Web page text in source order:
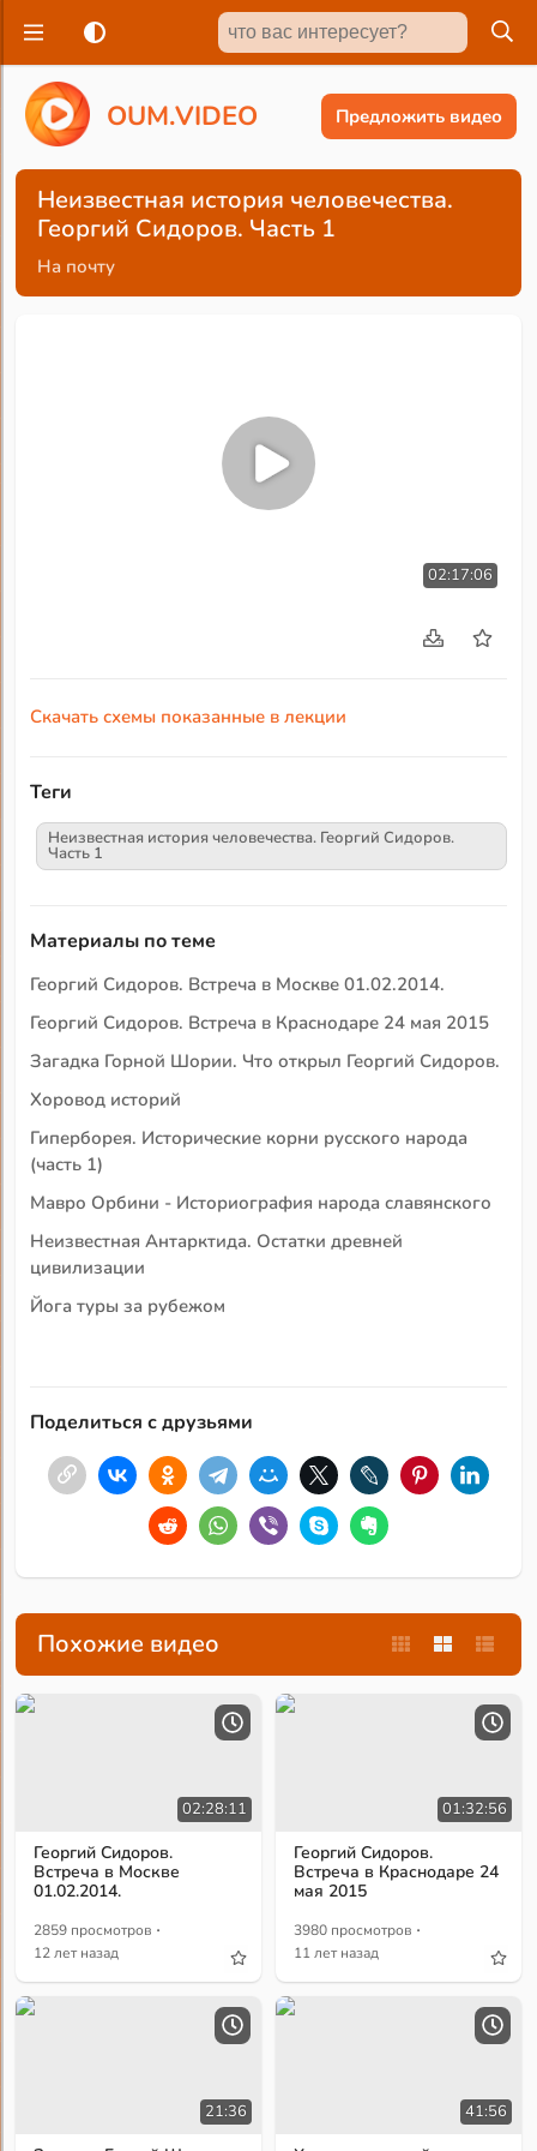
OUM.VIDEO Предложить видео
Неизвестная история человечества.
Георгий Сидоров. Часть 1
На почту
02:17:06
Скачать схемы показанные в лекции
Теги
Неизвестная история человечества. Георгий Сидоров.
Часть 1
Материалы по теме
Георгий Сидоров. Встреча в Москве 01.02.2014.
Георгий Сидоров. Встреча в Краснодаре 24 мая 2015
Загадка Горной Шории. Что открыл Георгий Сидоров.
Хоровод историй
Гиперборея. Исторические корни русского народа
(часть 1)
Мавро Орбини - Историография народа славянского
Неизвестная Антарктида. Остатки древней
цивилизации
Йога туры за рубежом
Поделиться с друзьями
Похожие видео
02:28:11
Георгий Сидоров.
Встреча в Москве
01.02.2014.
2859 просмотров ·
12 лет назад
01:32:56
Георгий Сидоров.
Встреча в Краснодаре 24
мая 2015
3980 просмотров ·
11 лет назад
21:36 41:56